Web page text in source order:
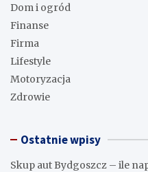
Dom i ogród
Finanse
Firma
Lifestyle
Motoryzacja
Zdrowie
Ostatnie wpisy
Skup aut Bydgoszcz – ile